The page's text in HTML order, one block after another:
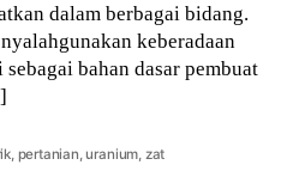
dalam berbagai bidang.
keberadaan
bahan dasar pembuat
, pertanian,uranium, zat